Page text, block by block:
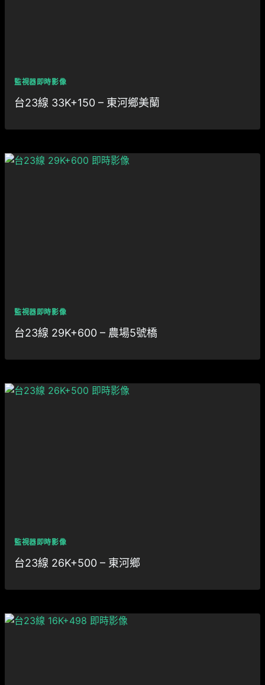
監視器即時影像
台23線 33K+150 – 東河鄉美蘭
監視器即時影像
台23線 29K+600 – 農場5號橋
監視器即時影像
台23線 26K+500 – 東河鄉